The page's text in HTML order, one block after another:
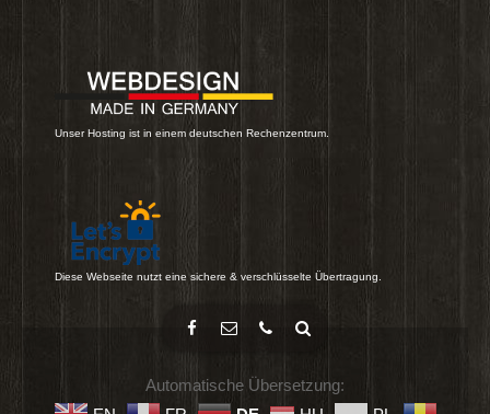
Unser Hosting ist in einem deutschen Rechenzentrum.
Diese Webseite nutzt eine sichere & verschlüsselte Übertragung.
Automatische Übersetzung: